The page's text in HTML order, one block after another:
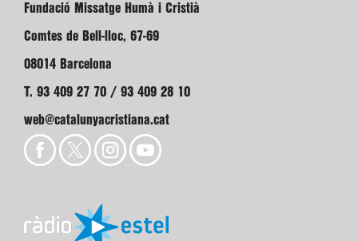
Fundació Missatge Humà i Cristià
Comtes de Bell-lloc, 67-69
08014 Barcelona
T. 93 409 27 70 / 93 409 28 10
web@catalunyacristiana.cat